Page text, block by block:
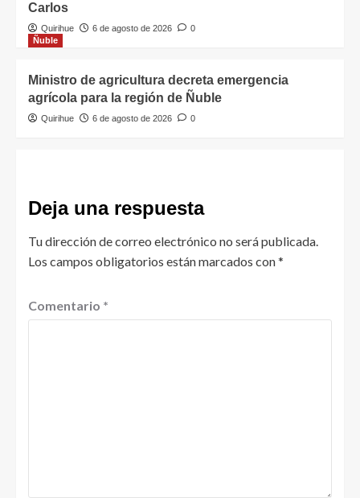
Carlos
Quirihue 6 de agosto de 2026
0
Ñuble
Ministro de agricultura decreta emergencia
agrícola para la región de Ñuble
Quirihue 6 de agosto de 2026 0
Deja una respuesta
Tu dirección de correo electrónico no será publicada.
Los campos obligatorios están marcados con*
Comentario *